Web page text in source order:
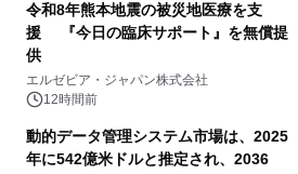
令和8年熊本地震の被災地医療を支
援 『今日の臨床サポート』を無償提
供
エルゼビア・ジャパン株式会社
12時間前
動的データ管理システム市場は、2025
年に542億米ドルと推定され、2036